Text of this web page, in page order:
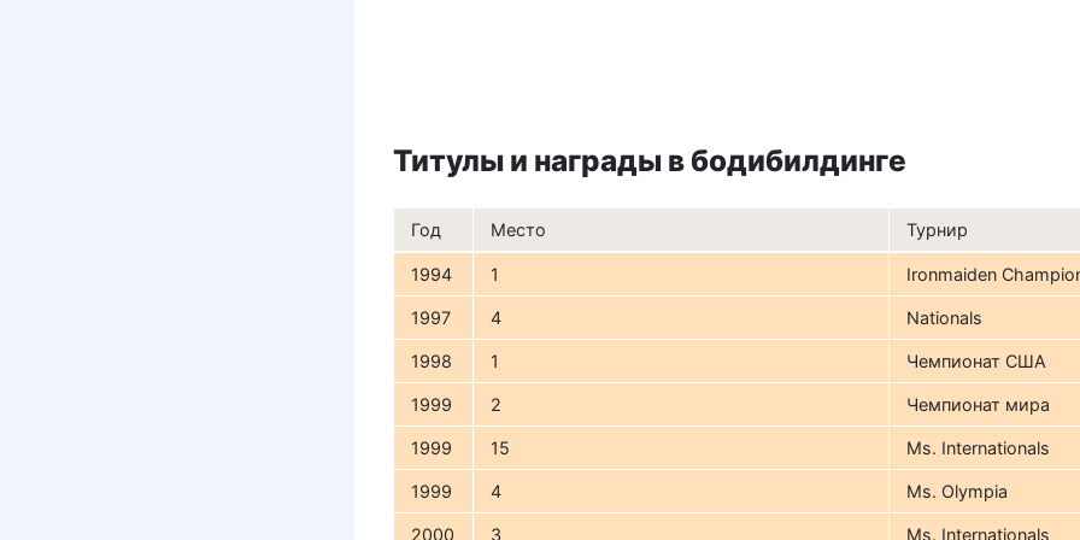
Титулы и награды в бодибилдинге
Год Место Турнир
1994 1 Ironmaiden
1997 4 Nationals
1998 1 Чемпионат США
1999 2 Чемпионат мира
1999 15 Ms. Internationals
1999 4 Ms. Olympia
2000 3 Ms. Internationals